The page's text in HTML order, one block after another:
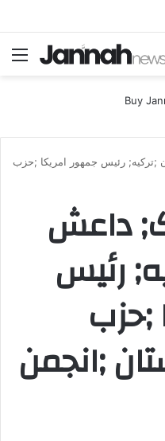
رئیس جمهور امریکا ;حزب
داعش
رئیس
;حزب
;انجمن